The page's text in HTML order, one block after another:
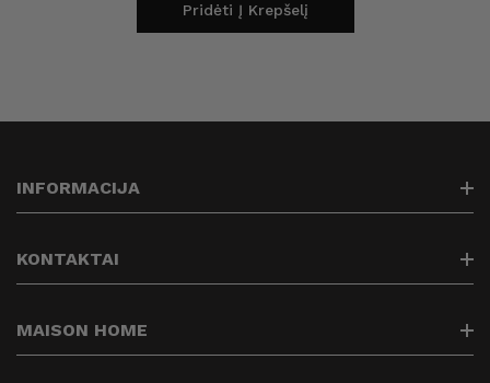
Pridėti Į Krepšelį
INFORMACIJA
Paieška
Kontaktai
Prekių pristatymas
Prekių grąžinimas
KONTAKTAI
info@maisonhome.lt
+37061313514
MAISON HOME